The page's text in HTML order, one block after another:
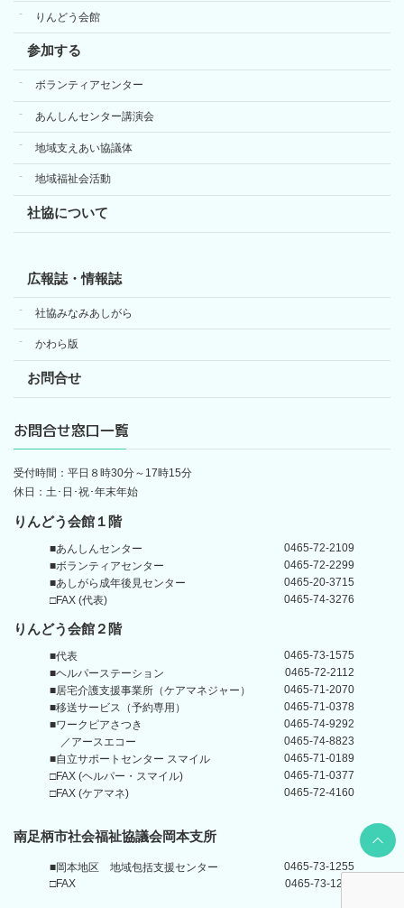
りんどう会館
参加する
ボランティアセンター
あんしんセンター講演会
地域支えあい協議体
地域福祉会活動
社協について
広報誌・情報誌
社協みなみあしがら
かわら版
お問合せ
お問合せ窓口一覧
受付時間：平日８時30分～17時15分
休日：土･日･祝･年末年始
りんどう会館１階
■あんしんセンター
0465-72-2109
■ボランティアセンター
0465-72-2299
■あしがら成年後見センター
0465-20-3715
□FAX (代表)
0465-74-3276
りんどう会館 ２階
■代表
0465-73-1575
■ヘルパーステーション
0465-72-2112
■居宅介護支援事業所 （ケアマネジャー）
0465-71-2070
■移送サービス（予約専用）
0465-71-0378
■ワークピアさつき
0465-74-9292
／アースエコー
0465-74-8823
■自立サポートセンター スマイル
0465-71-0189
□FAX (ヘルパー・スマイル)
0465-71-0377
□FAX (ケアマネ)
0465-72-4160
南足柄市社会福祉協議会岡本支所
■岡本地区 地域包括支援センター
0465-73-1255
□FAX
0465-73-1211
Back